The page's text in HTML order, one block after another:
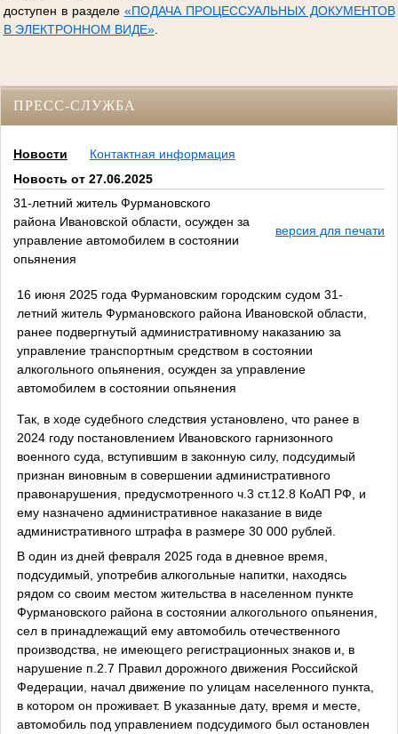
доступен в разделе «ПОДАЧА ПРОЦЕССУАЛЬНЫХ ДОКУМЕНТОВ
В ЭЛЕКТРОННОМ ВИДЕ».
ПРЕСС-СЛУЖБА
Новости
Контактная информация
Новость от 27.06.2025
31-летний житель Фурмановского
района Ивановской области, осужден за
управление автомобилем в состоянии
опьянения
версия для печати
16 июня 2025 года Фурмановским городским судом 31-
летний житель Фурмановского района Ивановской области,
ранее подвергнутый административному наказанию за
управление транспортным средством в состоянии
алкогольного опьянения, осужден за управление
автомобилем в состоянии опьянения
Так, в ходе судебного следствия установлено, что ранее в
2024 году постановлением Ивановского гарнизонного
военного суда, вступившим в законную силу, подсудимый
признан виновным в совершении административного
правонарушения, предусмотренного ч.3 ст.12.8 КоАП РФ, и
ему назначено административное наказание в виде
административного штрафа в размере 30 000 рублей.
В один из дней февраля 2025 года в дневное время,
подсудимый, употребив алкогольные напитки, находясь
рядом со своим местом жительства в населенном пункте
Фурмановского района в состоянии алкогольного опьянения,
сел в принадлежащий ему автомобиль отечественного
производства, не имеющего регистрационных знаков и, в
нарушение п.2.7 Правил дорожного движения Российской
Федерации, начал движение по улицам населенного пункта,
в котором он проживает. В указанные дату, время и месте,
автомобиль под управлением подсудимого был остановлен